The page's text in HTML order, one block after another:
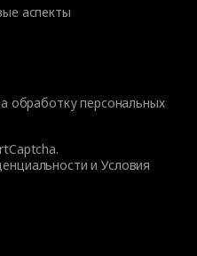
аспекты
обработку персональных
иУсловия